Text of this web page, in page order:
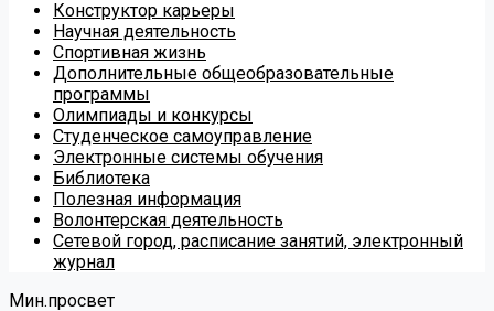
Конструктор карьеры
Научная деятельность
Спортивная жизнь
Дополнительные общеобразовательные
программы
Олимпиады и конкурсы
Студенческое самоуправление
Электронные системы обучения
Библиотека
Полезная информация
Волонтерская деятельность
Сетевой город, расписание занятий, электронный
журнал
Мин.просвет